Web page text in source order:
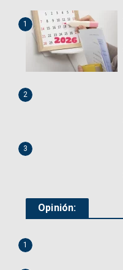
1
2
3
Opinión:
1